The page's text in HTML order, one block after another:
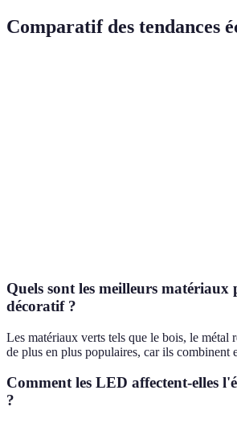
Comparatif des tendances
Quels sont les meilleurs matériaux
décoratif ?
Les matériaux verts tels que le bois, le métal
de plus en plus populaires, car ils combinent
Comment les LED affectent-elles
?